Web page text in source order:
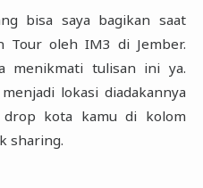
bisa saya bagikan saat
Tour oleh IM3 di ‎Jember.
menikmati tulisan ini ya.
lokasi ‎diadakannya
kota kamu di kolom
sharing.‎